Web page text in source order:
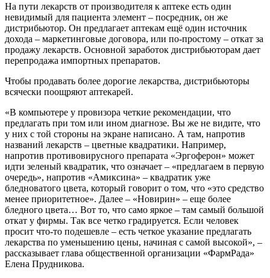
На пути лекарств от производителя к аптеке есть один
невидимый для пациента элемент – посредник, он же
дистрибьютор. Он предлагает аптекам ещё один источник
дохода – маркетинговые договора, или по-простому – откат за
продажу лекарств. Основной заработок дистрибьюторам дает
перепродажа импортных препаратов.
Чтобы продавать более дорогие лекарства, дистрибьюторы
всячески поощряют аптекарей.
«В компьютере у провизора четкие рекомендации, что
предлагать при том или ином диагнозе. Вы же не видите, что
у них с той стороны на экране написано. А там, напротив
названий лекарств – цветные квадратики. Например,
напротив противовирусного препарата «Эргоферон» может
идти зеленый квадратик, что означает – «предлагаем в первую
очередь», напротив «Амиксина» – квадратик уже
бледноватого цвета, который говорит о том, что «это средство
менее приоритетное». Далее – «Новирин» – еще более
бледного цвета… Вот то, что само яркое – там самый большой
откат у фирмы. Так все четко градируется. Если человек
просит что-то подешевле – есть четкое указание предлагать
лекарства по уменьшению цены, начиная с самой высокой», –
рассказывает глава общественной организации «ФармРада»
Елена Прудникова.